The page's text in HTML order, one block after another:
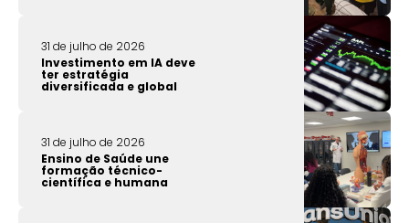
31 de julho de 2026
Investimento em IA deve
ter estratégia
diversificada e global
31 de julho de 2026
Ensino de Saúde une
formação técnico-
científica e humana